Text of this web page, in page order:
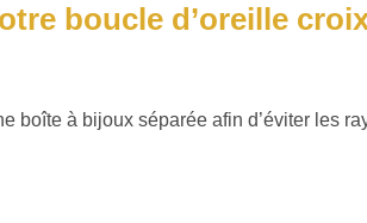
boucle d’oreille
boîte à bijoux séparée afin d’éviter les